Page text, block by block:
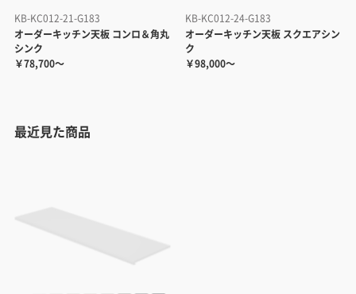
KB-KC012-21-G183
オーダーキッチン天板 コンロ＆角丸
シンク
￥78,700～
KB-KC012-24-G183
オーダーキッチン天板 スクエアシン
ク
￥98,000～
最近見た商品